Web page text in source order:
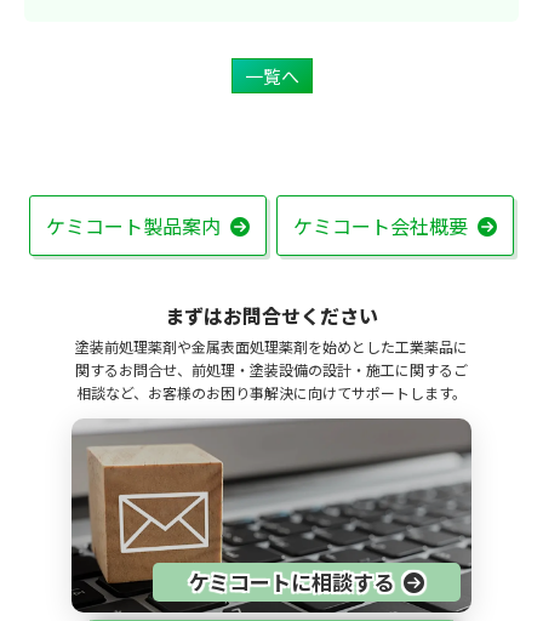
一覧へ
ケミコート製品案内 ケミコート会社概要
まずはお問合せください
塗装前処理薬剤や金属表面処理薬剤を始めとした工業薬品に
関するお問合せ、前処理・塗装設備の設計・施工に関するご
相談など、お客様のお困り事解決に向けてサポートします。
ケミコートに相談する